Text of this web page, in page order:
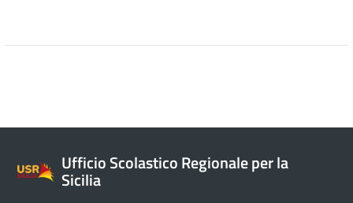
Ufficio Scolastico Regionale per la
Sicilia